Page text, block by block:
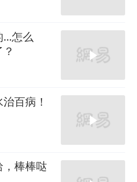
…怎么
百病！
棒棒哒